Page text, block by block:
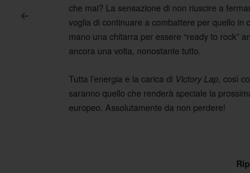
Post navigation
<
che mai? La sensazione di non riuscire a
voglia di continuare a combattere per quello
mano una chitarra per essere “ready to rock”
ancora una volta, nonostante tutto.
Tutta l’energia e la carica di Victory Lap , così
saranno quello che renderà speciale la
europeo. Assolutamente da non perdere!